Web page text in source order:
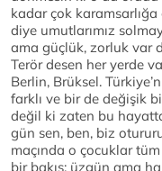
kadar çok
diye umutlarımız
ama güçlük, zorluk var
Terör desen her yerde
Berlin, Brüksel.
farklı ve bir de değişik
değil ki zaten bu
gün sen, ben, biz
maçında o çocuklar
bir bakış; üzgün ama